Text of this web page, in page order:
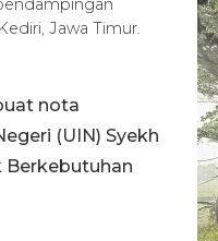
Jawa Timur.
nota
(UIN) Syekh
Berkebutuhan